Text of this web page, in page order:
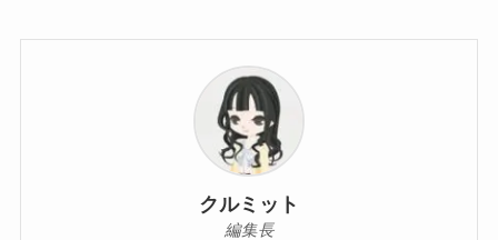
クルミット
編集長